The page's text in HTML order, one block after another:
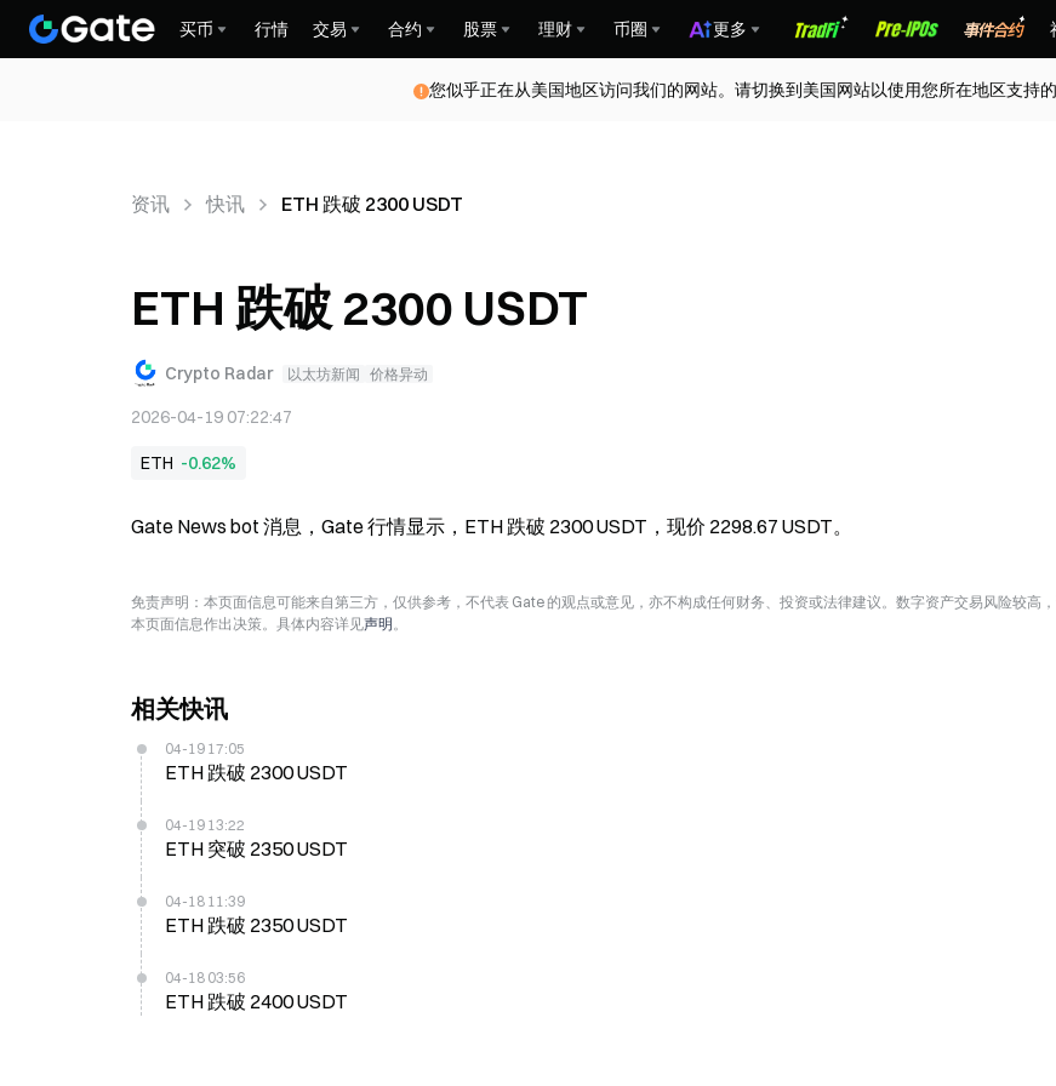
买币 行情 交易 合约 股票 理财 币圈 更多
您似乎正在从美国地区访问我们的网站。请切换到美国网站以使用您所在地区支持的
资讯 快讯 ETH 跌破 2300 USDT
ETH 跌破 2300 USDT
Crypto Radar 以太坊新闻 价格异动
2026-04-19 07:22:47
ETH -0.62%
Gate News bot 消息，Gate 行情显示，ETH 跌破 2300 USDT，现价 2298.67 USDT。
免责声明：本页面信息可能来自第三方，仅供参考，不代表 Gate 的观点或意见，亦不构成任何财务、投资或法律建议。数字资产交易风险较高
本页面信息作出决策。具体内容详见声明。
相关快讯
04-19 17:05
ETH 跌破 2300 USDT
04-19 13:22
ETH 突破 2350 USDT
04-18 11:39
ETH 跌破 2350 USDT
04-18 03:56
ETH 跌破 2400 USDT